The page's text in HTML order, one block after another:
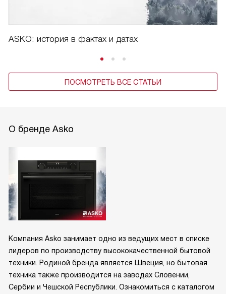
ASKO: история в фактах и датах
ПОСМОТРЕТЬ ВСЕ СТАТЬИ
О бренде Asko
Компания Asko занимает одно из ведущих мест в списке
лидеров по производству высококачественной бытовой
техники. Родиной бренда является Швеция, но бытовая
техника также производится на заводах Словении,
Сербии и Чешской Республики. Ознакомиться с каталогом